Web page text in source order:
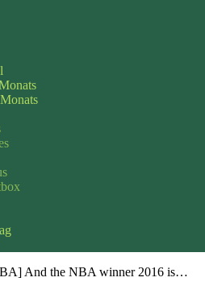
And the NBA winner 2016 is…